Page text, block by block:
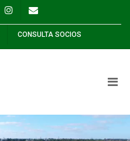
CONSULTA SOCIOS